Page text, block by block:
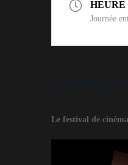
HEURE
Journée
Le festival de